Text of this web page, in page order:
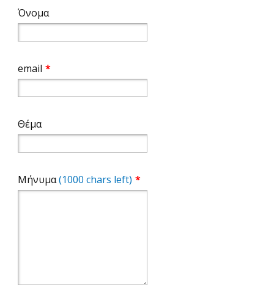
Πολιτική
Προσωπικές
Τέχνες & Πολιτισμός
Βίντεο - Αρχείο FAZ
ΤΟ ΒΉΜΑ ΤΗΣ ΑΙΓΙΑΛΕΊΑΣ
Όνομα
email *
Θέμα
Μήνυμα(1000 chars left) *